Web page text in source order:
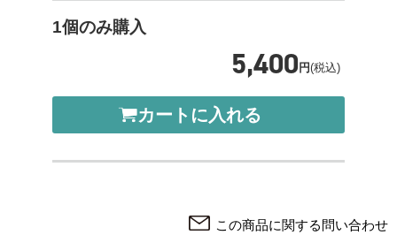
1個のみ購入
5,400 円(税込)
カートに入れる
この商品に関する問い合わせ